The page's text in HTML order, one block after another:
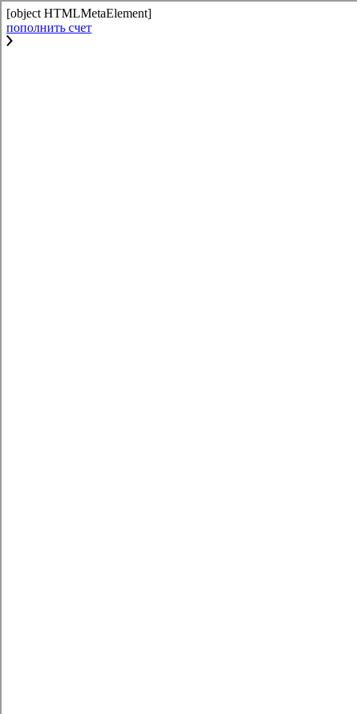
[object HTMLMetaElement]
пополнить счет